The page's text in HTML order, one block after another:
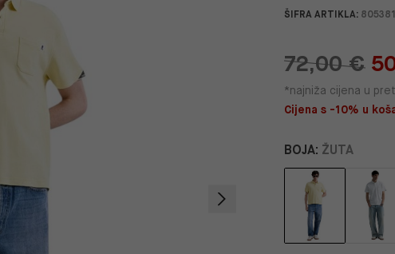
ŠIFRA ARTIKLA:
72,00 €
*najniža cijena u
Cijena s -10% u
BOJA: ŽUTA